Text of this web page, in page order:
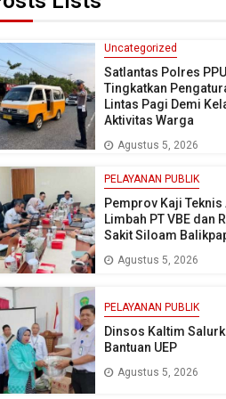
Uncategorized
Satlantas Polres PPU
Tingkatkan
Lintas Pagi Demi
Aktivitas Warga
Agustus 5, 2026
PELAYANAN PUBLIK
Pemprov Kaji Teknis
Limbah PT VBE dan
Sakit Siloam
Agustus 5, 2026
PELAYANAN PUBLIK
Dinsos Kaltim
Bantuan UEP
Agustus 5, 2026